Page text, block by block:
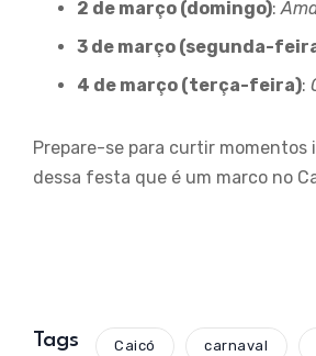
2 de março (domingo):
3 de março (segunda-
4 de março (terça-feira):
Prepare-se para curtir momentos
dessa festa que é um marco no
Tags Caicó carnaval